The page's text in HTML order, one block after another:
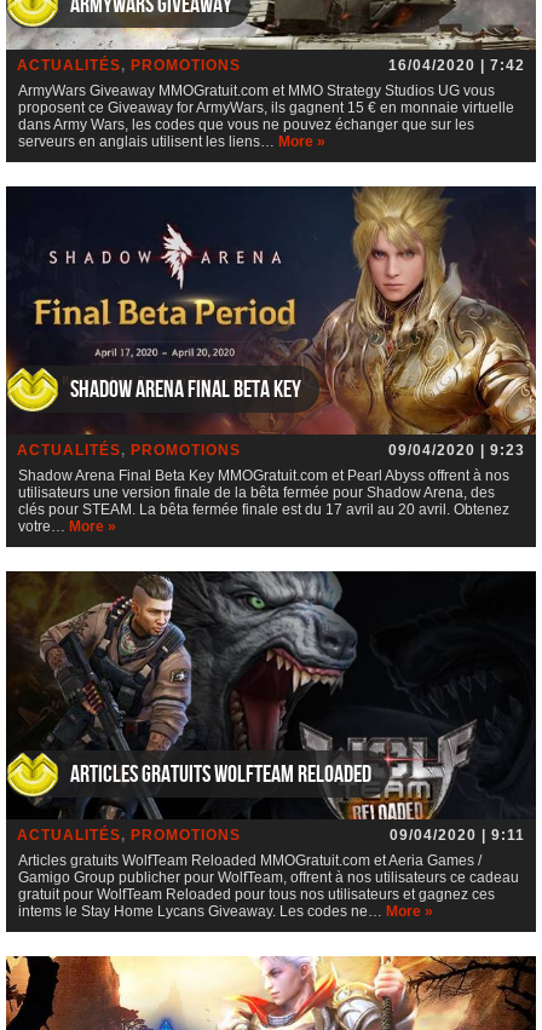
ACTUALITÉS, PROMOTIONS
16/04/2020 | 7:42
ArmyWars Giveaway MMOGratuit.com et MMO Strategy Studios UG vous
proposent ce Giveaway for ArmyWars, ils gagnent 15 € en monnaie virtuelle
dans Army Wars, les codes que vous ne pouvez échanger que sur les
serveurs en anglais utilisent les liens… More »
Shadow Arena Final Beta Key
ACTUALITÉS, PROMOTIONS
09/04/2020 | 9:23
Shadow Arena Final Beta Key MMOGratuit.com et Pearl Abyss offrent à nos
utilisateurs une version finale de la bêta fermée pour Shadow Arena, des
clés pour STEAM. La bêta fermée finale est du 17 avril au 20 avril. Obtenez
votre… More »
Articles gratuits WolfTeam Reloaded
ACTUALITÉS, PROMOTIONS
09/04/2020 | 9:11
Articles gratuits WolfTeam Reloaded MMOGratuit.com et Aeria Games /
Gamigo Group publicher pour WolfTeam, offrent à nos utilisateurs ce cadeau
gratuit pour WolfTeam Reloaded pour tous nos utilisateurs et gagnez ces
intems le Stay Home Lycans Giveaway. Les codes ne… More »